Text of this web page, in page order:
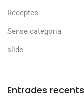
Receptes
Sense categoria
slide
Entrades recents